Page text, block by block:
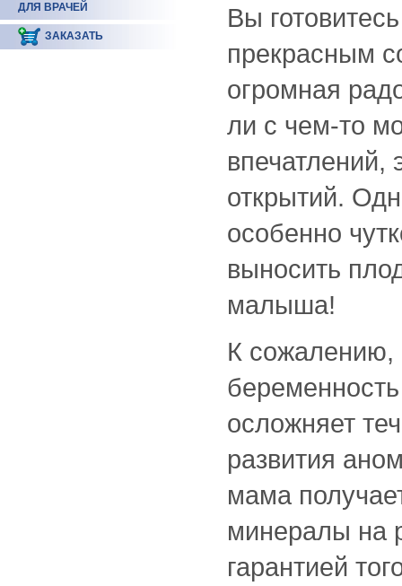
ДЛЯ ВРАЧЕЙ
ЗАКАЗАТЬ
Вы
прекрасным
огромная
ли с чем-то
впечатлений,
открытий.
особенно
выносить
малыша!
К сожалению,
осложняет
развития
мама
минералы на
гарантией